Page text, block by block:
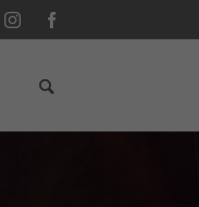
überspringen